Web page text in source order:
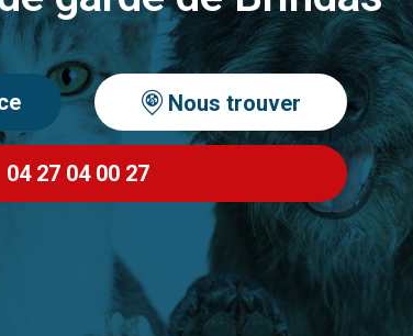
04 27 04 00 27
Nous trouver